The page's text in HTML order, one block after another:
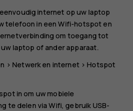
internet op uw laptop
telefoon in een Wifi-hotspot en
om toegang tot
laptop of ander apparaat.
>Netwerk en internet >Hotspot
in om uw mobiele
te delen via Wifi, gebruik USB-